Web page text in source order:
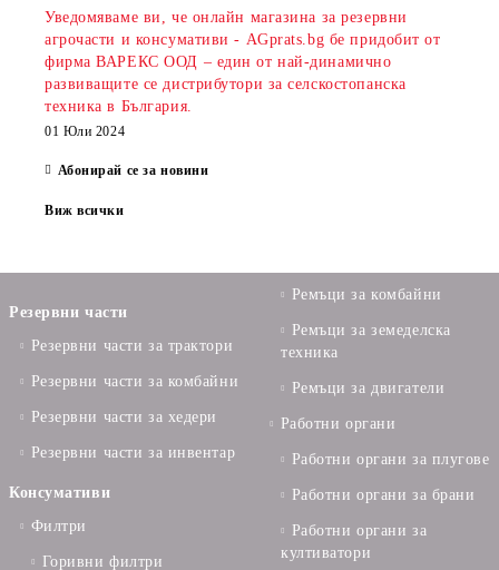
Уведомяваме ви, че онлайн магазина за резервни
агрочасти и консумативи - AGprats.bg бе придобит от
фирма ВАРЕКС ООД – един от най-динамично
развиващите се дистрибутори за селскостопанска
техника в България.
01 Юли 2024
Абонирай се за новини
Виж всички
Резервни части
Резервни части за трактори
Резервни части за комбайни
Резервни части за хедери
Резервни части за инвентар
Консумативи
Филтри
Горивни филтри
Ремъци за комбайни
Ремъци за земеделска
техника
Ремъци за двигатели
Работни органи
Работни органи за плугове
Работни органи за брани
Работни органи за
култиватори